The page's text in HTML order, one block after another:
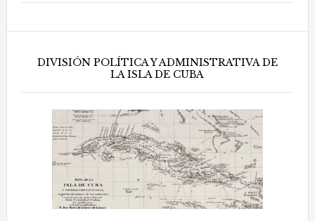
DIVISIÓN POLÍTICA Y ADMINISTRATIVA DE
LA ISLA DE CUBA